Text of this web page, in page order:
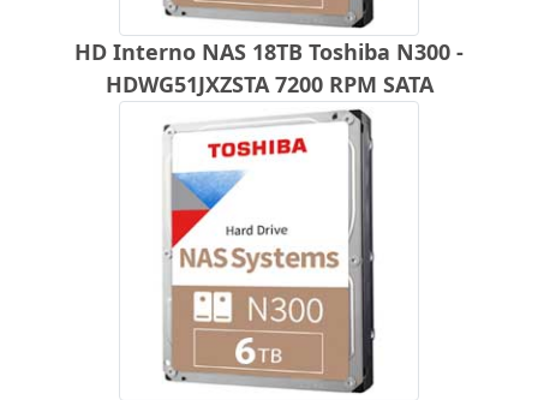
HD Interno NAS 18TB Toshiba N300 -
HDWG51JXZSTA 7200 RPM SATA